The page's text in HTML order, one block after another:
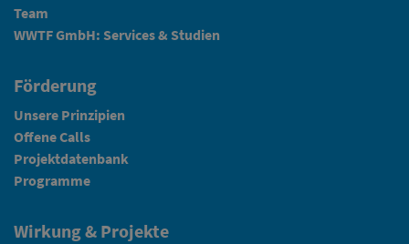
Team
WWTF GmbH: Services & Studien
Förderung
Unsere Prinzipien
Offene Calls
Projektdatenbank
Programme
Wirkung & Projekte